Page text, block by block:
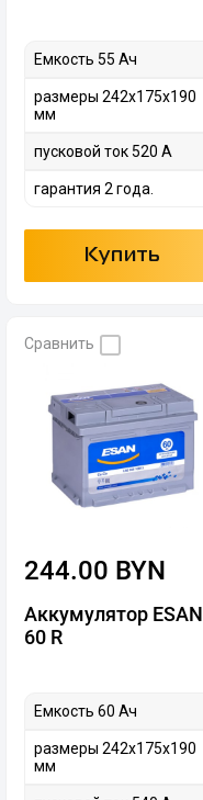
Емкость 55 Ач
размеры 242х175х190
мм
пусковой ток 520 А
гарантия 2 года.
Купить
Сравнить
244.00 BYN
Аккумулятор ESAN
60 R
Емкость 60 Ач
размеры 242х175х190
мм